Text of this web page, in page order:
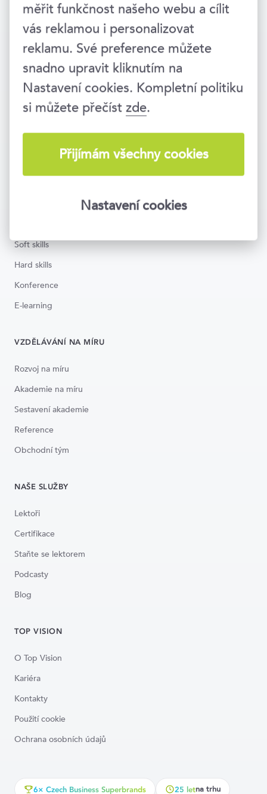
Vzděláváme lidi i firmy už 25 let. Jsme
součástí vzdělávací skupiny
Group.
Zavolejte nám
234 718 721
Napište nám
info@topvision.cz
Po–Pá 8:30–17:00
Soft skills
Hard skills
Konference
E-learning
VZDĚLÁVÁNÍ NA MÍRU
Rozvoj na míru
Akademie na míru
Sestavení akademie
Reference
Obchodní tým
NAŠE SLUŽBY
Lektoři
Certifikace
Staňte se lektorem
Podcasty
Blog
TOP VISION
O Top Vision
Kariéra
Kontakty
Použití cookie
Ochrana osobních údajů
6× Czech Business Superbrands 25 letna trhu
měřit funkčnost našeho webu a cílit
vás reklamou i personalizovat
reklamu. Své preference můžete
snadno upravit kliknutím na
Nastavení cookies. Kompletní politiku
si můžete přečístzde.
Přijímám všechny cookies
Nastavení cookies